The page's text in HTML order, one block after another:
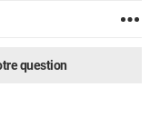
question